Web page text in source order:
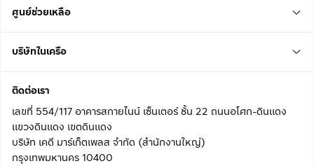
ศูนย์ช่วยเหลือ
บริษัทในเครือ
ติดต่อเรา
เลขที่ 554/117 อาคารสกายไนน์ เซ็นเตอร์ ชั้น 22 ถนนอโศก-ดินแดง
แขวงดินแดง เขตดินแดง
บริษัท เคดี มาร์เก็ตเพลส จำกัด (สำนักงานใหญ่)
กรุงเทพมหานคร 10400